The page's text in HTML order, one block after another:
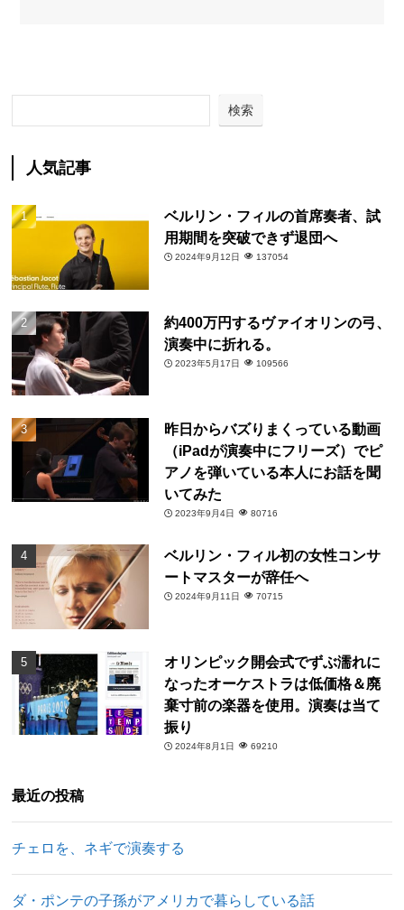
検索
人気記事
ベルリン・フィルの首席奏者、試
用期間を突破できず退団へ
2024年9月12日 137054
約400万円するヴァイオリンの弓、
演奏中に折れる。
2023年5月17日 109566
昨日からバズりまくっている動画
（iPadが演奏中にフリーズ）でピ
アノを弾いている本人にお話を聞
いてみた
2023年9月4日 80716
ベルリン・フィル初の女性コンサ
ートマスターが辞任へ
2024年9月11日 70715
オリンピック開会式でずぶ濡れに
なったオーケストラは低価格＆廃
棄寸前の楽器を使用。演奏は当て
振り
2024年8月1日 69210
最近の投稿
チェロを、ネギで演奏する
ダ・ポンテの子孫がアメリカで暮らしている話